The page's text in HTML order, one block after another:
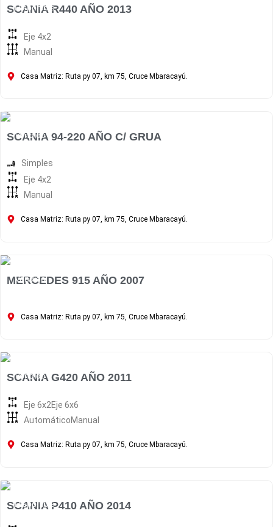
Disponible
SCANIA R440 AÑO 2013
Eje 4x2
Manual
Casa Matriz: Ruta py 07, km 75, Cruce Mbaracayú.
Vendido
SCANIA 94-220 AÑO C/ GRUA
Simples
Eje 4x2
Manual
Casa Matriz: Ruta py 07, km 75, Cruce Mbaracayú.
Vendido
MERCEDES 915 AÑO 2007
Casa Matriz: Ruta py 07, km 75, Cruce Mbaracayú.
Vendido
SCANIA G420 AÑO 2011
Eje 6x2Eje 6x6
AutomáticoManual
Casa Matriz: Ruta py 07, km 75, Cruce Mbaracayú.
Disponible
SCANIA P410 AÑO 2014